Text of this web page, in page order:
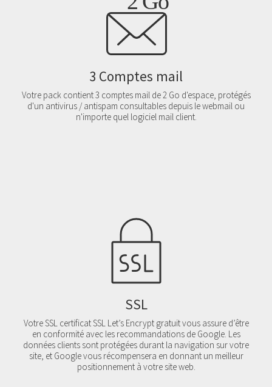
3 Comptes mail
Votre pack contient 3 comptes mail de 2 Go d'espace, protégés
d'un antivirus / antispam consultables depuis le webmail ou
n'importe quel logiciel mail client.
SSL
Votre SSL certificat SSL Let’s Encrypt gratuit vous assure d’être
en conformité avec les recommandations de Google. Les
données clients sont protégées durant la navigation sur votre
site, et Google vous récompensera en donnant un meilleur
positionnement à votre site web.